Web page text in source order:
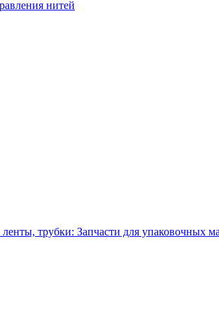
нитей
трубки: Запчасти для упаковочных